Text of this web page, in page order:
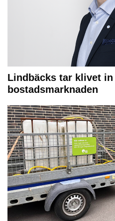
Lindbäcks tar klivet
bostadsmarknaden